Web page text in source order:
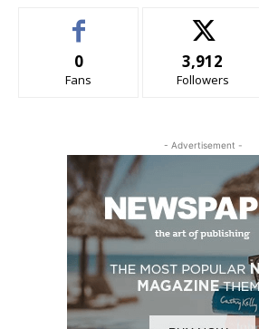
0
Fans
3,912
Followers
- Advertisement -